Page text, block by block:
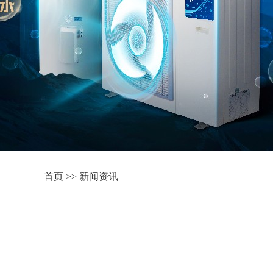
首页 >> 新闻资讯